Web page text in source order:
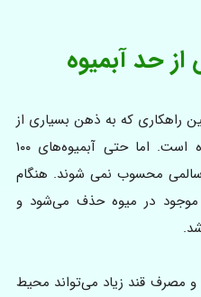
راهکاری که به ذهن بسیاری از
والدین می‌رسد، استفاده از آبمیوه است. اما حتی آبمیوه‌های ۱۰۰
محسوب نمی شوند. هنگام
موجود در میوه حذف می‌شود و
و مصرف قند زیاد می‌تواند محیط